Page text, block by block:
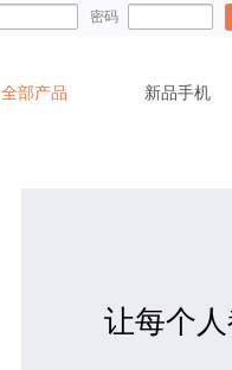
密码
全部产品 新品手机
让每个